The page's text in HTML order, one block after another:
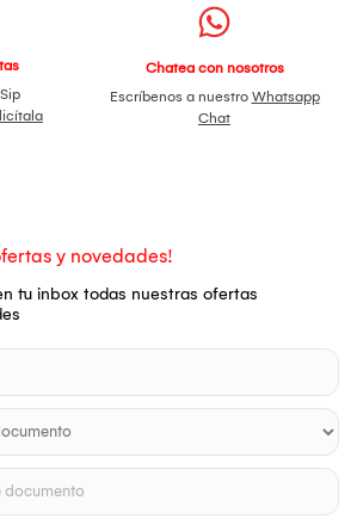
Chatea con nosotros
Escríbenos a nuestro Whatsapp
Chat
y novedades!
tu inbox todas nuestras ofertas